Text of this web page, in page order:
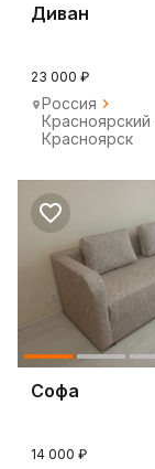
Диван
23 000 ₽
Россия
Красноярский
Красноярск
Софа
14 000 ₽